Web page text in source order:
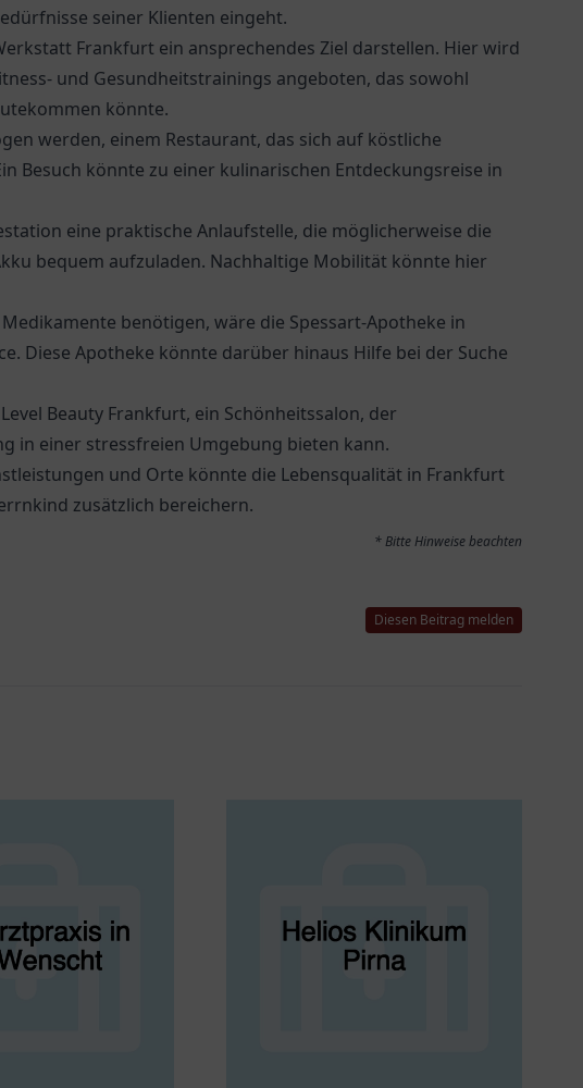
seiner Klienten eingeht.
Frankfurt ein ansprechendes Ziel darstellen. Hier wird
und Gesundheitstrainings angeboten, das sowohl
könnte.
werden, einem Restaurant, das sich auf köstliche
Besuch könnte zu einer kulinarischen Entdeckungsreise in
eine praktische Anlaufstelle, die möglicherweise die
bequem aufzuladen. Nachhaltige Mobilität könnte hier
benötigen, wäre die Spessart-Apotheke in
Diese Apotheke könnte darüber hinaus Hilfe bei der Suche
Beauty Frankfurt, ein Schönheitssalon, der
in einer stressfreien Umgebung bieten kann.
und Orte könnte die Lebensqualität in Frankfurt
zusätzlich bereichern.
* Bitte Hinweise beachten
Diesen Beitrag melden